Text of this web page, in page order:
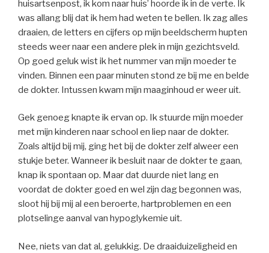
huisartsenpost, ik kom naar huis’ hoorde ik in de verte. Ik
was allang blij dat ik hem had weten te bellen. Ik zag alles
draaien, de letters en cijfers op mijn beeldscherm hupten
steeds weer naar een andere plek in mijn gezichtsveld.
Op goed geluk wist ik het nummer van mijn moeder te
vinden. Binnen een paar minuten stond ze bij me en belde
de dokter. Intussen kwam mijn maaginhoud er weer uit.
Gek genoeg knapte ik ervan op. Ik stuurde mijn moeder
met mijn kinderen naar school en liep naar de dokter.
Zoals altijd bij mij, ging het bij de dokter zelf alweer een
stukje beter. Wanneer ik besluit naar de dokter te gaan,
knap ik spontaan op. Maar dat duurde niet lang en
voordat de dokter goed en wel zijn dag begonnen was,
sloot hij bij mij al een beroerte, hartproblemen en een
plotselinge aanval van hypoglykemie uit.
Nee, niets van dat al, gelukkig. De draaiduizeligheid en